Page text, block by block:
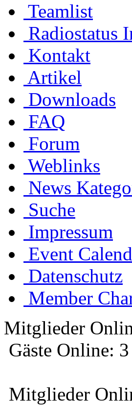
Teamlist
Radiostatus
Kontakt
Artikel
Downloads
FAQ
Forum
Weblinks
News
Suche
Impressum
Event
Datenschutz
Member
Mitglieder
Gäste Online: 3
Mitglieder